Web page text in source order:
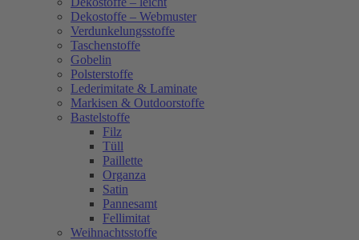
Dekostoffe – Webmuster
Verdunkelungsstoffe
Taschenstoffe
Gobelin
Polsterstoffe
Lederimitate & Laminate
Markisen & Outdoorstoffe
Bastelstoffe
Filz
Tüll
Paillette
Organza
Satin
Pannesamt
Fellimitat
Weihnachtsstoffe